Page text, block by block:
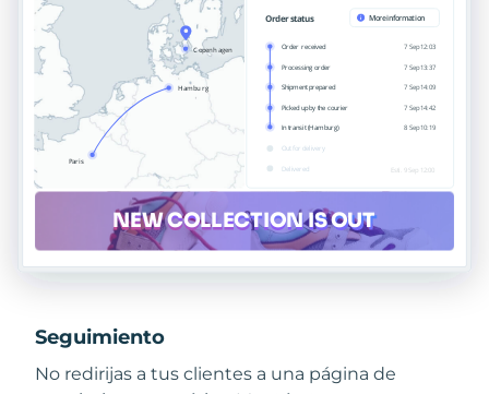
Seguimiento
No redirijas a tus clientes a una página de